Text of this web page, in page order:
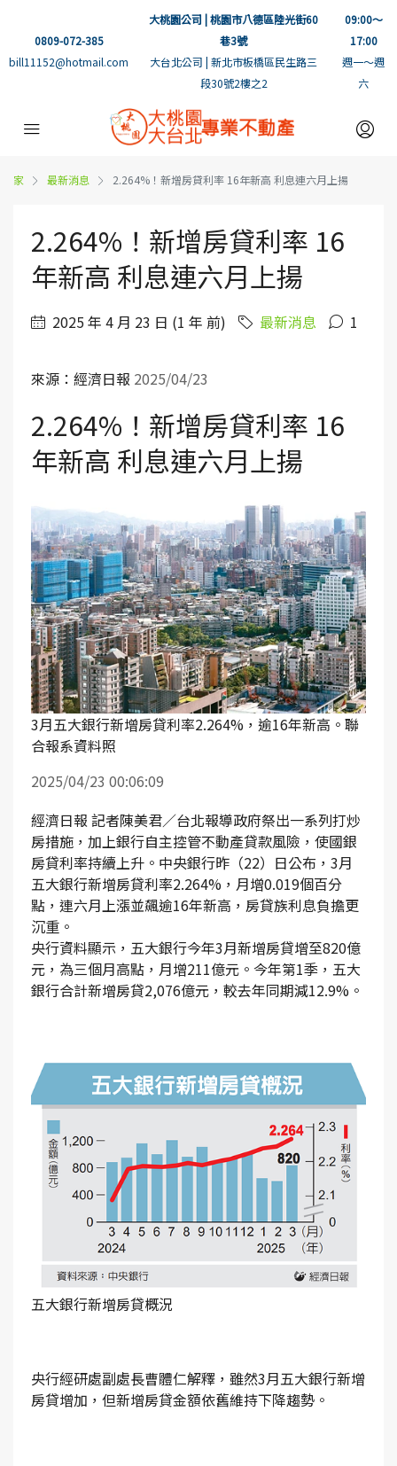
0809-072-385
bill11152@hotmail.com
大桃園公司 | 桃園市八德區陸光街60
巷3號
大台北公司 | 新北市板橋區民生路三
段30號2樓之2
09:00～
17:00
週一～週
六
家 最新消息 2.264%！新增房貸利率 16年新高 利息連六月上揚
2.264%！新增房貸利率 16
年新高 利息連六月上揚
2025 年 4 月 23 日 (1 年 前) 最新消息 1
來源：經濟日報 2025/04/23
2.264%！新增房貸利率 16
年新高 利息連六月上揚
3月五大銀行新增房貸利率2.264%，逾16年新高。聯
合報系資料照
2025/04/23 00:06:09
經濟日報 記者陳美君／台北報導政府祭出一系列打炒
房措施，加上銀行自主控管不動產貸款風險，使國銀
房貸利率持續上升。中央銀行昨（22）日公布，3月
五大銀行新增房貸利率2.264%，月增0.019個百分
點，連六月上漲並飆逾16年新高，房貸族利息負擔更
沉重。
央行資料顯示，五大銀行今年3月新增房貸增至820億
元，為三個月高點，月增211億元。今年第1季，五大
銀行合計新增房貸2,076億元，較去年同期減12.9%。
五大銀行新增房貸概況
央行經研處副處長曹體仁解釋，雖然3月五大銀行新增
房貸增加，但新增房貸金額依舊維持下降趨勢。